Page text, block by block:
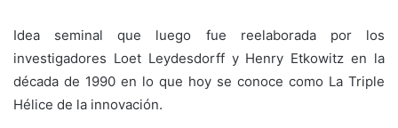
Idea seminal que luego fue reelaborada por los
investigadores Loet Leydesdorff y Henry Etkowitz en la
década de 1990 en lo que hoy se conoce como La Triple
Hélice de la innovación.